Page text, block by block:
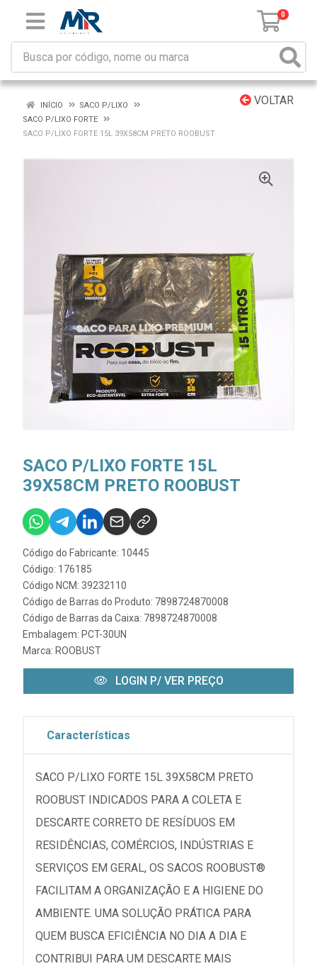
0
VOLTAR
INÍCIO
SACO P/LIXO
SACO P/LIXO FORTE
SACO P/LIXO FORTE 15L 39X58CM PRETO ROOBUST
SACO P/LIXO FORTE 15L
39X58CM PRETO ROOBUST
Código do Fabricante: 10445
Código: 176185
Código NCM: 39232110
Código de Barras do Produto: 7898724870008
Código de Barras da Caixa: 7898724870008
Embalagem: PCT-30UN
Marca: ROOBUST
LOGIN P/ VER PREÇO
Características
SACO P/LIXO FORTE 15L 39X58CM PRETO
ROOBUST INDICADOS PARA A COLETA E
DESCARTE CORRETO DE RESÍDUOS EM
RESIDÊNCIAS, COMÉRCIOS, INDÚSTRIAS E
SERVIÇOS EM GERAL, OS SACOS ROOBUST®
FACILITAM A ORGANIZAÇÃO E A HIGIENE DO
AMBIENTE. UMA SOLUÇÃO PRÁTICA PARA
QUEM BUSCA EFICIÊNCIA NO DIA A DIA E
CONTRIBUI PARA UM DESCARTE MAIS